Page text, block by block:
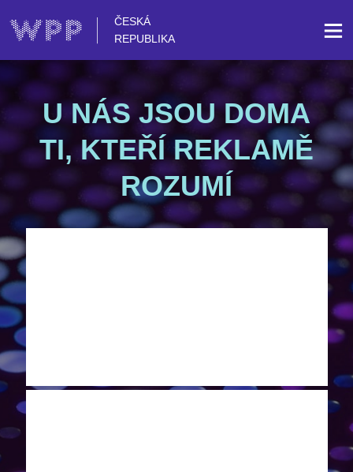
ČESKÁ
REPUBLIKA
U NÁS JSOU DOMA
TI, KTEŘÍ REKLAMĚ
ROZUMÍ